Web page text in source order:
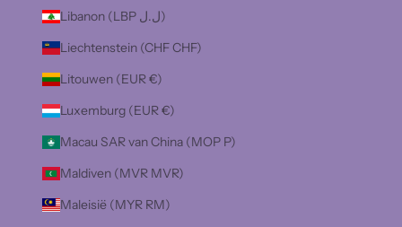
Libanon (LBP ل.ل)
Liechtenstein (CHF CHF)
Litouwen (EUR €)
Luxemburg (EUR €)
Macau SAR van China (MOP P)
Maldiven (MVR MVR)
Maleisië (MYR RM)